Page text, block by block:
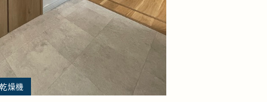
燥機